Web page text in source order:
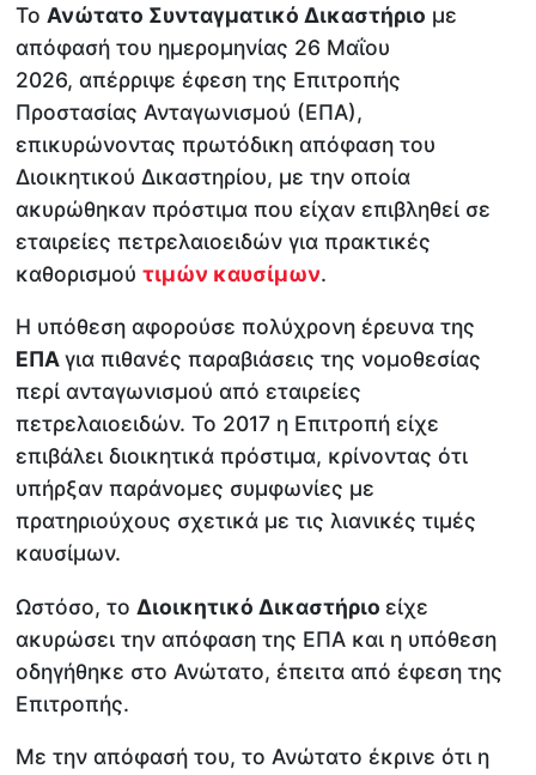
Το Ανώτατο Συνταγματικό Δικαστήριο με
απόφασή του ημερομηνίας 26 Μαΐου
2026, απέρριψε έφεση της Επιτροπής
Προστασίας Ανταγωνισμού (ΕΠΑ),
επικυρώνοντας πρωτόδικη απόφαση του
Διοικητικού Δικαστηρίου, με την οποία
ακυρώθηκαν πρόστιμα που είχαν επιβληθεί σε
εταιρείες πετρελαιοειδών για πρακτικές
καθορισμούτιμών καυσίμων.
Η υπόθεση αφορούσε πολύχρονη έρευνα της
ΕΠΑγια πιθανές παραβιάσεις της νομοθεσίας
περί ανταγωνισμού από εταιρείες
πετρελαιοειδών. Το 2017 η Επιτροπή είχε
επιβάλει διοικητικά πρόστιμα, κρίνοντας ότι
υπήρξαν παράνομες συμφωνίες με
πρατηριούχους σχετικά με τις λιανικές τιμές
καυσίμων.
Ωστόσο, το Διοικητικό Δικαστήριοείχε
ακυρώσει την απόφαση της ΕΠΑ και η υπόθεση
οδηγήθηκε στο Ανώτατο, έπειτα από έφεση της
Επιτροπής.
Με την απόφασή του, το Ανώτατο έκρινε ότι η